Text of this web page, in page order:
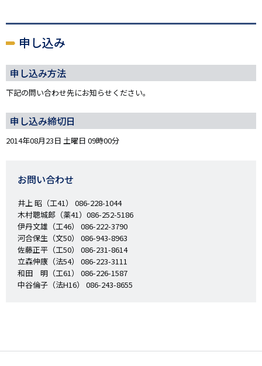
申し込み
申し込み方法
下記の問い合わせ先にお知らせください。
申し込み締切日
2014年08月23日 土曜日 09時00分
お問い合わせ
井上 昭（工41） 086-228-1044
木村聰城郎（薬41）086-252-5186
伊丹文雄（工46） 086-222-3790
河合保生（文50） 086-943-8963
佐藤正平（工50） 086-231-8614
立森伸康（法54） 086-223-3111
和田 明（工61） 086-226-1587
中谷倫子（法H16） 086-243-8655